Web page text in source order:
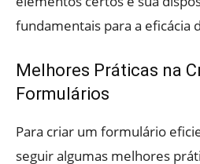
fundamentais para a eficácia
Melhores Práticas na
Formulários
Para criar um formulário
seguir algumas melhores